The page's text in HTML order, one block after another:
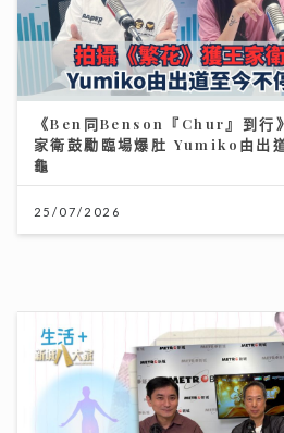
《Ben同Benson『Chur』到行
家衛鼓勵臨場爆肚 Yumiko由出
龜
25/07/2026